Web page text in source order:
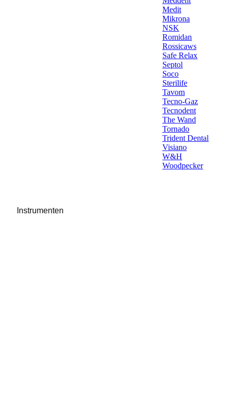
Medit
Mikrona
NSK
Romidan
Rossicaws
Safe Relax
Septol
Soco
Sterilife
Tavom
Tecno-Gaz
Tecnodent
The Wand
Tornado
Trident Dental
Visiano
W&H
Woodpecker
Instrumenten